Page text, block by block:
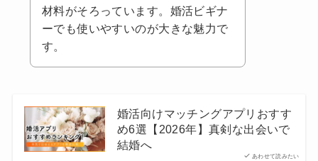
材料がそろっています。婚活ビギナ
ーでも使いやすいのが大きな魅力で
す。
あわせて読みたい
婚活向けマッチングアプリおすす
め6選【2026年】真剣な出会いで
結婚へ